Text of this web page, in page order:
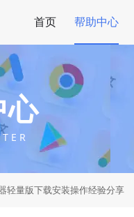
首页 帮助中心
心
E R
轻量版下载安装操作经验分享